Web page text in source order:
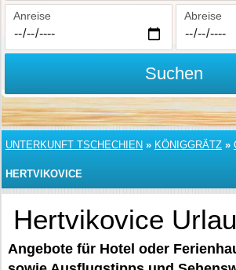
Anreise Abreise
Suchen
UNTERKUNFT TSCHECHIEN » KÖNIGGRÄTZ »
HERTVIKOVICE
Hertvikovice
Angebote für Hotel oder